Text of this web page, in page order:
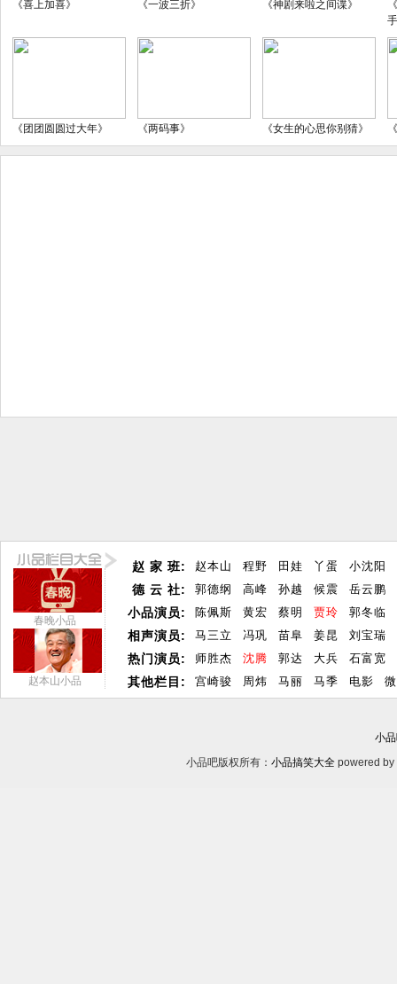
《喜上加喜》 《一波三折》 《神剧来啦之间谍》
《团团圆圆过大年》 《两码事》 《女生的心思你别猜》
春晚小品
赵本山小品
赵 家 班:
德 云 社:
小品演员:
相声演员:
热门演员:
其他栏目:
赵本山 程野 田娃 丫蛋
小沈阳
郭德纲
高峰 孙越 候震
岳云鹏
陈佩斯
黄宏 蔡明 贾玲
郭冬临
马三立
冯巩 苗阜 姜昆
刘宝瑞
师胜杰
沈腾 郭达 大兵
石富宽
宫崎骏
周炜 马丽 马季 电影
小
小品吧版权所有： 小品搞笑大全 powered by